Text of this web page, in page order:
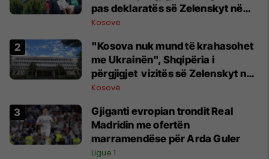
pas deklaratës së Zelenskyt në
Beograd
Kosovë
"Kosova nuk mund të krahasohet
me Ukrainën", Shqipëria i
përgjigjet vizitës së Zelenskyt në
Serbi
Kosovë
Gjiganti evropian trondit Real
Madridin me ofertën
marramendëse për Arda Guler
Ligue 1